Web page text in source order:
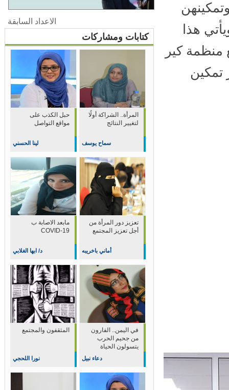
الاعداد السابقة
كتابات ومشاركات
حبل الكذب على
مواقع التواصل
لينا الحسني
المرأة.. الشراكة أولًا
لتغيير النتائج
سماح يوسف
مابعد الاصابة ب
COVID-19
د/ ابها الغلابي
تعزيز دور المرأة من
أجل تعزيز المجتمع
أماني باخريبه
المثقفون والمجتمع
نورا اللحجي
في اليمن.. الفارون
من جحيم الحرب
يتسولون الحياة
دعاء نبيل
هذا
منظمة كير